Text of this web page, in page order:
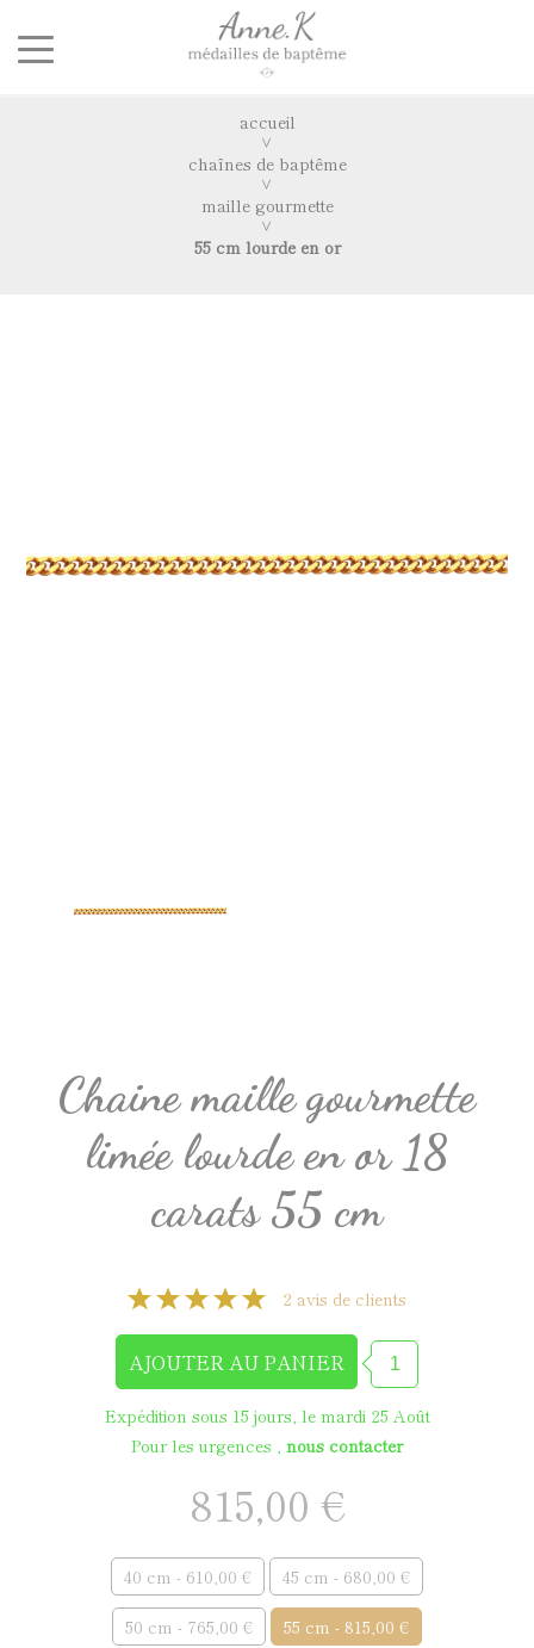
accueil
chaînes de baptême
maille gourmette
55 cm lourde en or
Chaine maille gourmette
limée lourde en or 18
carats 55 cm
2 avis de clients
Expédition sous 15 jours, le mardi 25 Août
Pour les urgences , nous contacter
815,00 €
40 cm - 610,00 € 45 cm - 680,00 €
50 cm - 765,00 € 55 cm - 815,00 €